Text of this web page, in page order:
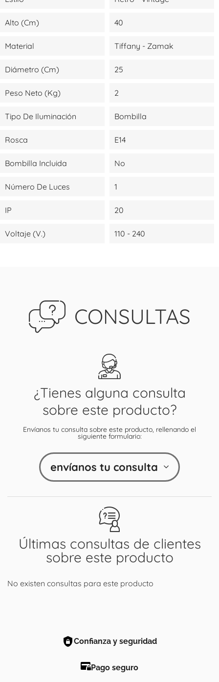
Alto (cm) 40
Material Tiffany - Zamak
Diámetro (cm) 25
Peso Neto (kg) 2
Tipo De Iluminación Bombilla
Rosca E14
Bombilla Incluida No
Número De Luces 1
IP 20
Voltaje (V.) 110 - 240
CONSULTAS
Últimas consultas de clientes
sobre este producto
No existen consultas para este producto
¿Tienes alguna consulta
sobre este producto?
Envíanos tu consulta sobre este producto, rellenando el
siguiente formulario:
envíanos tu consulta
Confianza y seguridad
Pago seguro